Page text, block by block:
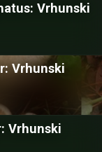
Vrhunski
Vrhunski
Vrhunski